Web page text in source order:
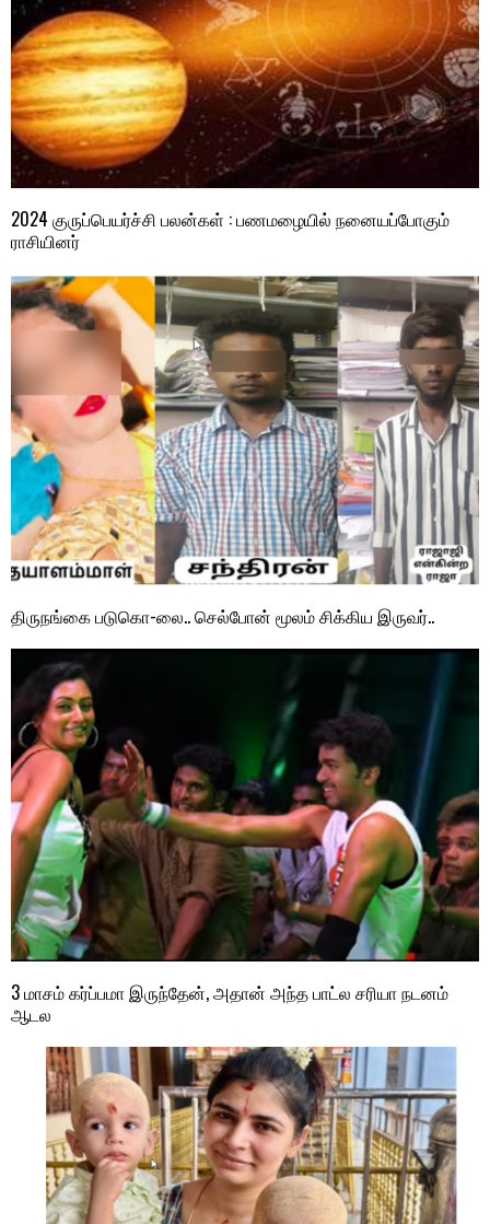
2024 குருப்பெயர்ச்சி பலன்கள் : பணமழையில் நனையப்போகும்
ராசியினர்
திருநங்கை படுகொ-லை.. செல்போன் மூலம் சிக்கிய இருவர்..
3 மாசம் கர்ப்பமா இருந்தேன், அதான் அந்த பாட்ல சரியா நடனம்
ஆடல